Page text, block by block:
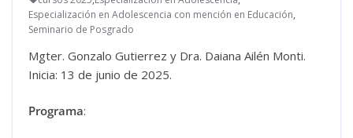
Especialización en Adolescencia con mención en Educación,
Seminario de Posgrado
Mgter. Gonzalo Gutierrez y Dra. Daiana Ailén Monti.
Inicia: 13 de junio de 2025.
Programa: